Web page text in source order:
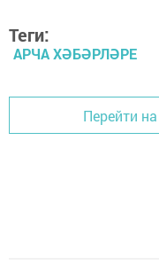
Теги:
АРЧА ХӘБӘРЛӘРЕ
Перейти